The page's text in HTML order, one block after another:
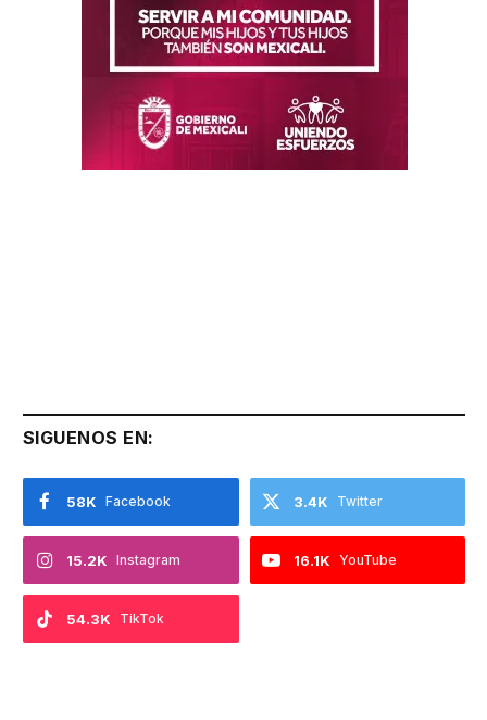
SIGUENOS EN:
Facebook
58K Twitter
3.4K
Instagram
15.2K YouTube
16.1K
TikTok
54.3K